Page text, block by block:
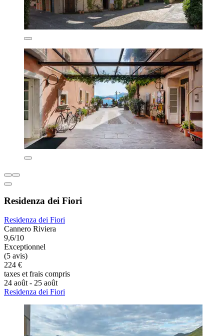
Residenza dei Fiori
Residenza dei Fiori
Cannero Riviera
9,6/10
Exceptionnel
(5 avis)
224 €
taxes et frais compris
24 août - 25 août
Residenza dei Fiori